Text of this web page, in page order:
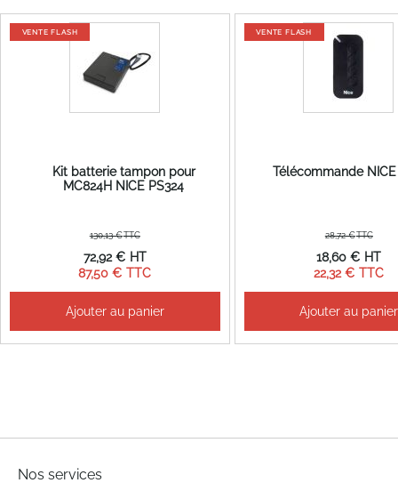
VENTE FLASH
Kit batterie tampon pour
MC824H NICE PS324
Prix
Spécial
87,50 €
72,92 €
130,13 €
Ajouter au panier
VENTE FLASH
Télécommande NICE
Prix
Spécial
22,32 €
18,60 €
28,72 €
Ajouter au panier
Nos services